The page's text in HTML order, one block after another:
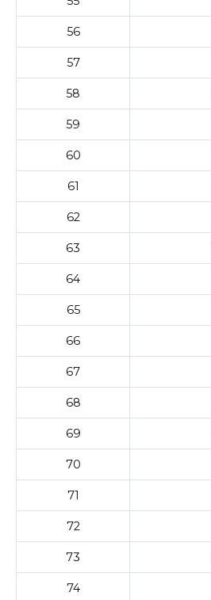
56
57
58
59
60
61
62
63
64
65
66
67
68
69
70
71
72
73
74